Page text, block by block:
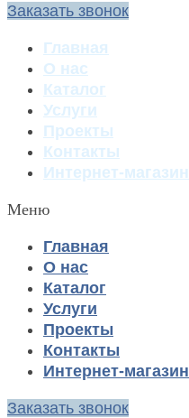
Заказать звонок
Главная
О нас
Каталог
Услуги
Проекты
Контакты
Интернет-магазин
Меню
Главная
О нас
Каталог
Услуги
Проекты
Контакты
Интернет-магазин
Заказать звонок